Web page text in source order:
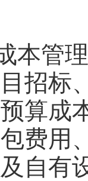
本管
招标
算成
费用
自有